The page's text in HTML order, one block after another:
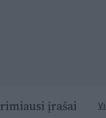
įrašai